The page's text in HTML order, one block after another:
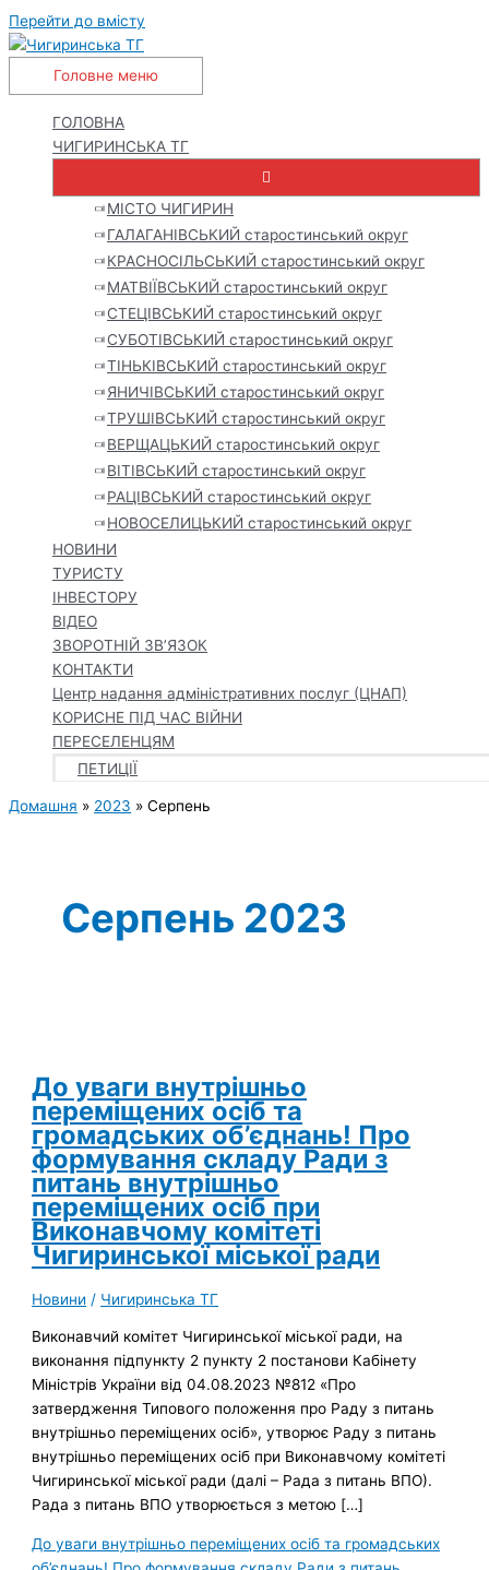
Перейти до вмісту
Головне меню
ГОЛОВНА
ЧИГИРИНСЬКА ТГ
МІСТО ЧИГИРИН
ГАЛАГАНІВСЬКИЙ старостинський округ
КРАСНОСІЛЬСЬКИЙ старостинський округ
МАТВІЇВСЬКИЙ старостинський округ
СТЕЦІВСЬКИЙ старостинський округ
СУБОТІВСЬКИЙ старостинський округ
ТІНЬКІВСЬКИЙ старостинський округ
ЯНИЧІВСЬКИЙ старостинський округ
ТРУШІВСЬКИЙ старостинський округ
ВЕРЩАЦЬКИЙ старостинський округ
ВІТІВСЬКИЙ старостинський округ
РАЦІВСЬКИЙ старостинський округ
НОВОСЕЛИЦЬКИЙ старостинський округ
НОВИНИ
ТУРИСТУ
ІНВЕСТОРУ
ВІДЕО
ЗВОРОТНІЙ ЗВ’ЯЗОК
КОНТАКТИ
Центр надання адміністративних послуг (ЦНАП)
КОРИСНЕ ПІД ЧАС ВІЙНИ
ПЕРЕСЕЛЕНЦЯМ
ПЕТИЦІЇ
Домашня 2023 Серпень
Серпень 2023
До уваги внутрішньо
переміщених осіб та
громадських об’єднань! Про
формування складу Ради з
питань внутрішньо
переміщених осіб при
Виконавчому комітеті
Чигиринської міської ради
Новини / Чигиринська ТГ
Виконавчий комітет Чигиринської міської ради, на
виконання підпункту 2 пункту 2 постанови Кабінету
Міністрів України від 04.08.2023 №812 «Про
затвердження Типового положення про Раду з питань
внутрішньо переміщених осіб», утворює Раду з питань
внутрішньо переміщених осіб при Виконавчому комітеті
Чигиринської міської ради (далі – Рада з питань ВПО).
Рада з питань ВПО утворюється з метою […]
До уваги внутрішньо переміщених осіб та громадських